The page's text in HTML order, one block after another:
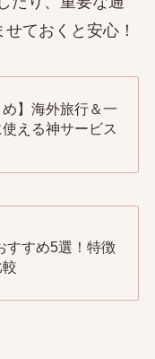
ておくと安心！
め】海外旅行＆一
える神サービス
すすめ5選！特徴